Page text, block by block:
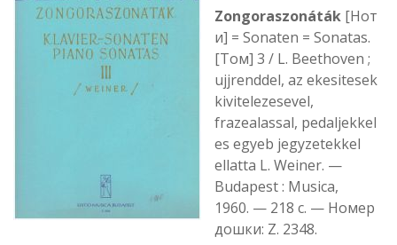
Zongoraszonáták [Нот
и] = Sonaten = Sonatas.
[Том] 3 / L. Beethoven ;
ujjrenddel, az ekesitesek
kivitelezesevel,
frazealassal, pedaljekkel
es egyeb jegyzetekkel
ellatta L. Weiner. —
Budapest : Musica,
1960. — 218 c. — Номер
дошки: Z. 2348.